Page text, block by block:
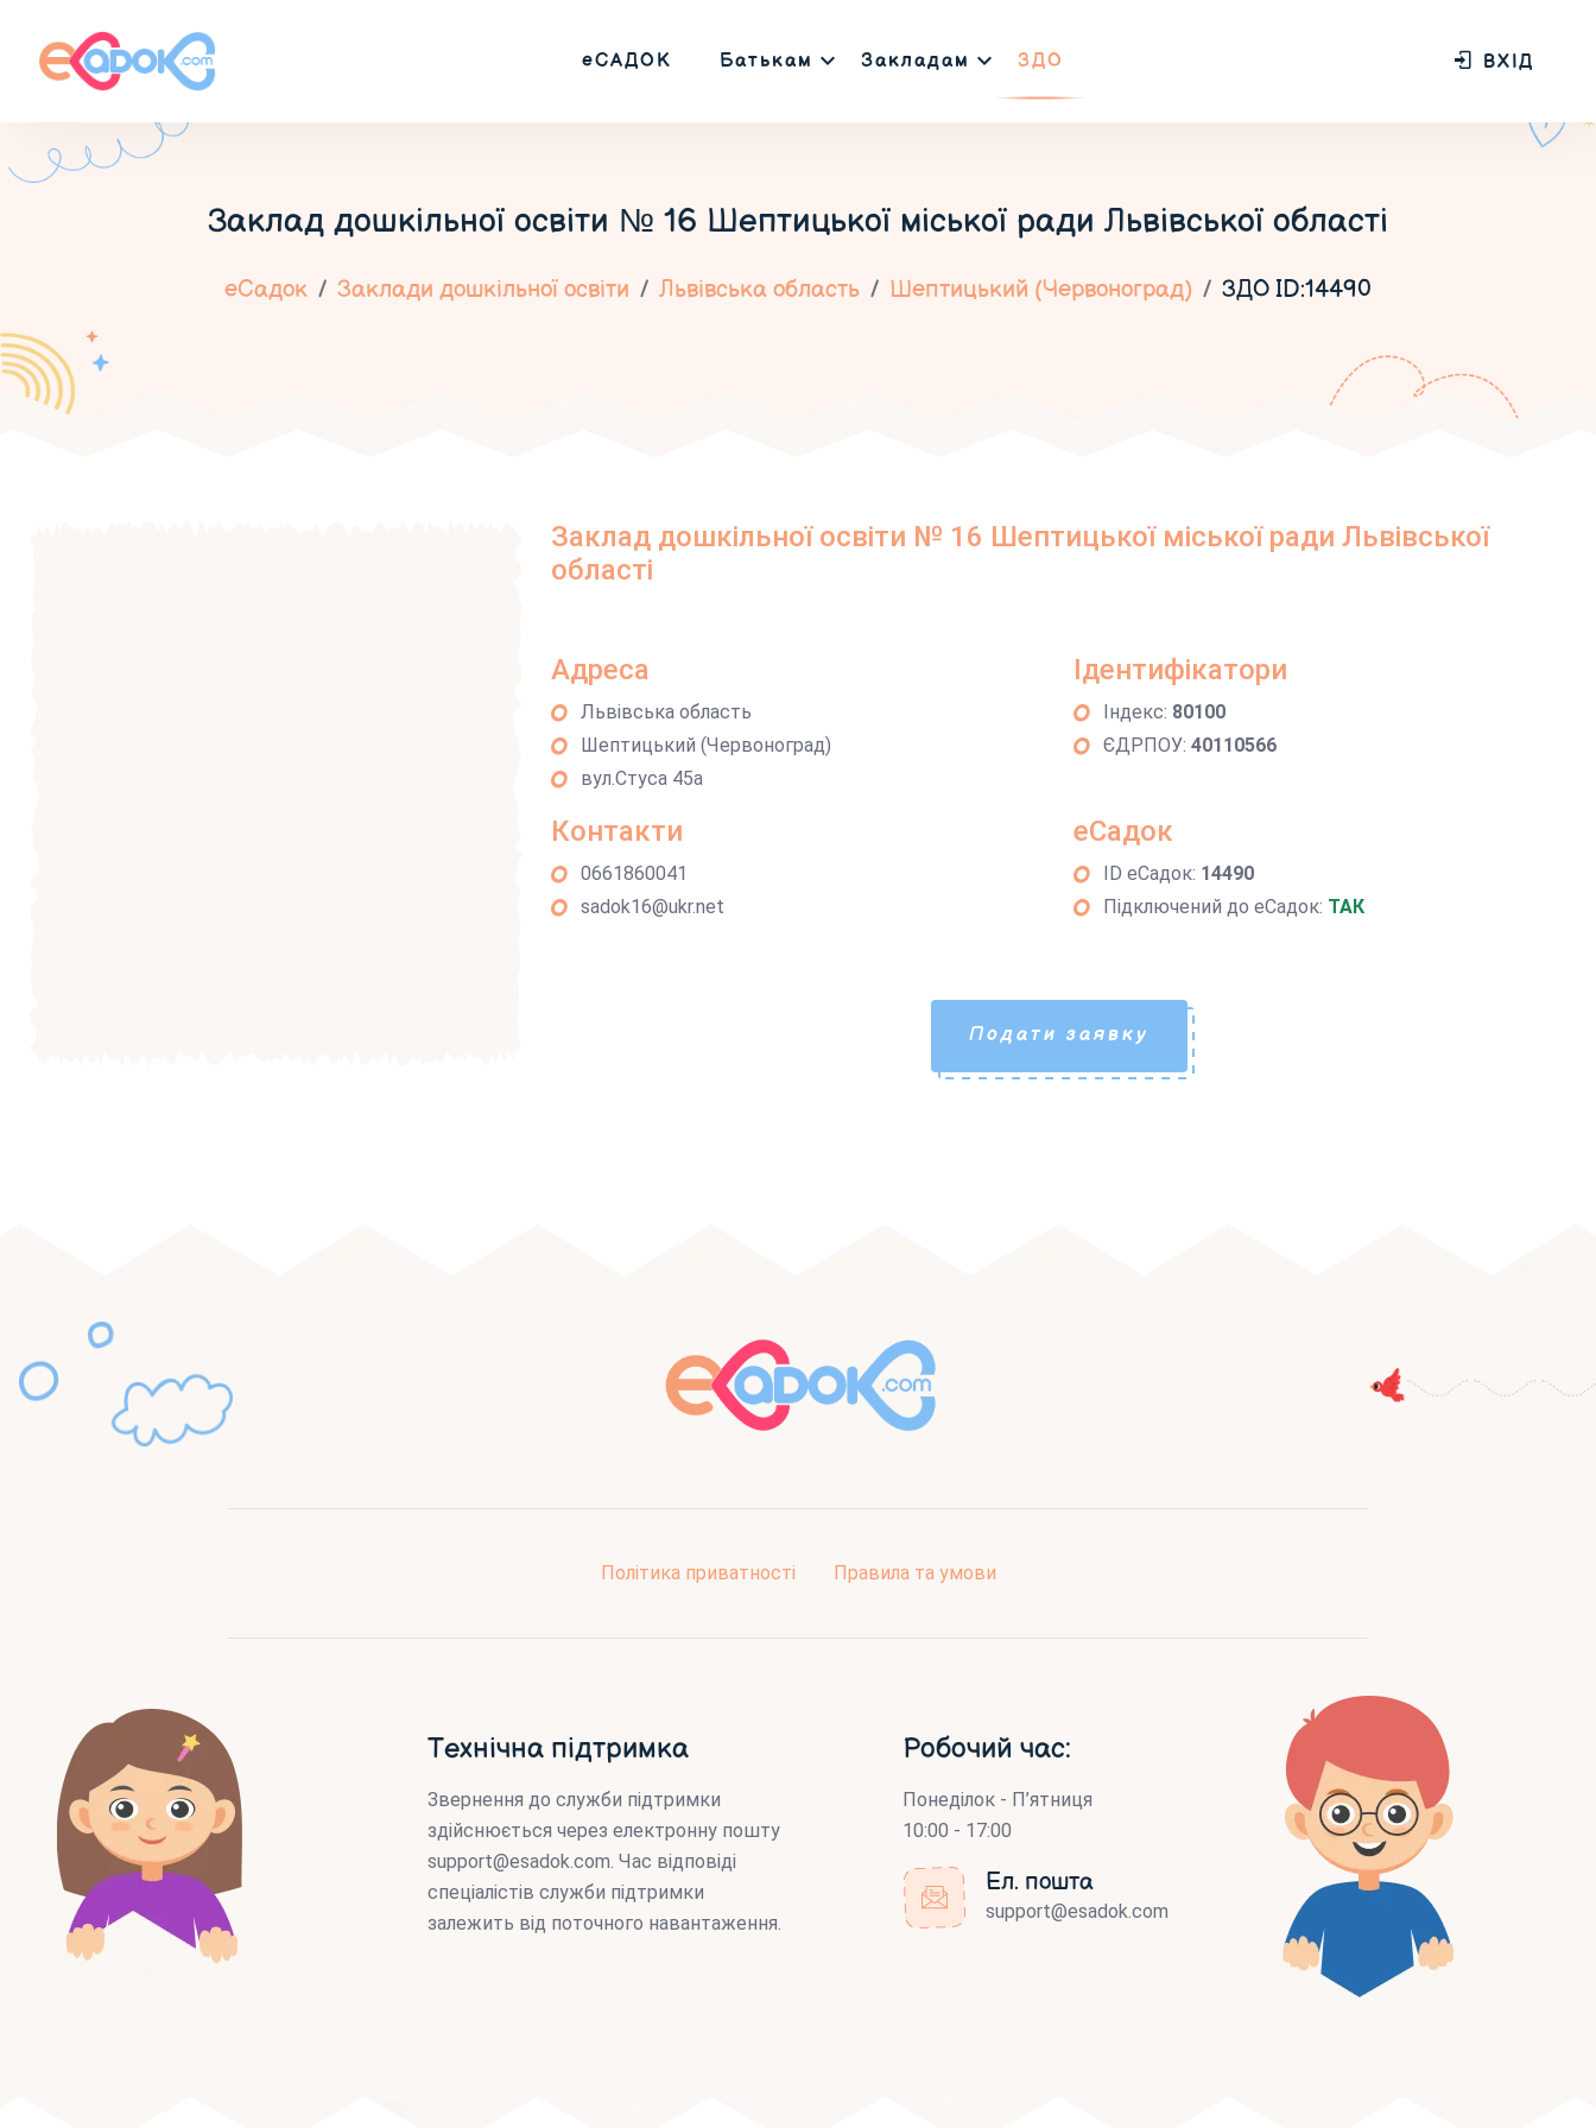
еСАДОК Батькам Закладам ЗДО ВХІД
Заклад дошкільної освіти № 16 Шептицької міської ради Львівської області
еСадок Заклади дошкільної освіти Львівська область Шептицький (Червоноград) ЗДО ID:14490
Заклад дошкільної освіти № 16 Шептицької міської ради Львівської
області
Адреса
Львівська область
Шептицький (Червоноград)
вул.Стуса 45а
Ідентифікатори
Індекс: 80100
ЄДРПОУ: 40110566
Контакти
0661860041
sadok16@ukr.net
еСадок
ID еСадок: 14490
Підключений до еСадок: ТАК
Подати заявку
Політика приватності Правила та умови
Технічна підтримка
Звернення до служби підтримки
здійснюється через електронну пошту
support@esadok.com . Час відповіді
спеціалістів служби підтримки
залежить від поточного навантаження.
Робочий час:
Понеділок - П’ятниця
10:00 - 17:00
Ел. пошта
support@esadok.com